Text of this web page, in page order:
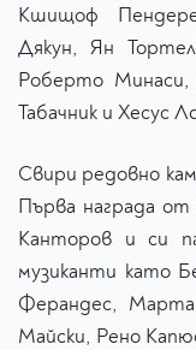
Кшищоф
Дякун, Ян
Роберто
Табачник и Хесус
Свири редовно
Първа награда от
Канторов и си
музиканти като
Ферандес,
Майски, Рено